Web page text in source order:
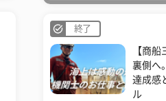
終了
【商
裏側へ
達成感
ル